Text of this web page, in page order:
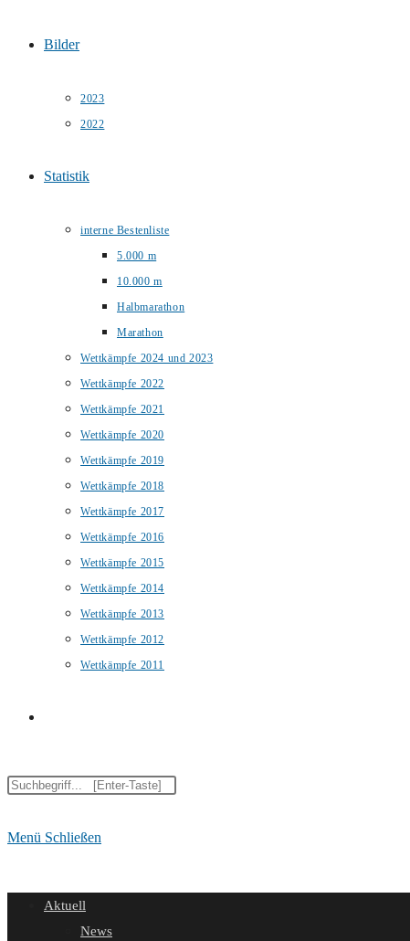
Bilder
2023
2022
Statistik
interne Bestenliste
5.000 m
10.000 m
Halbmarathon
Marathon
Wettkämpfe 2024 und 2023
Wettkämpfe 2022
Wettkämpfe 2021
Wettkämpfe 2020
Wettkämpfe 2019
Wettkämpfe 2018
Wettkämpfe 2017
Wettkämpfe 2016
Wettkämpfe 2015
Wettkämpfe 2014
Wettkämpfe 2013
Wettkämpfe 2012
Wettkämpfe 2011
Suche
Diese
durchsuchen
Menü Schließen
Aktuell
News